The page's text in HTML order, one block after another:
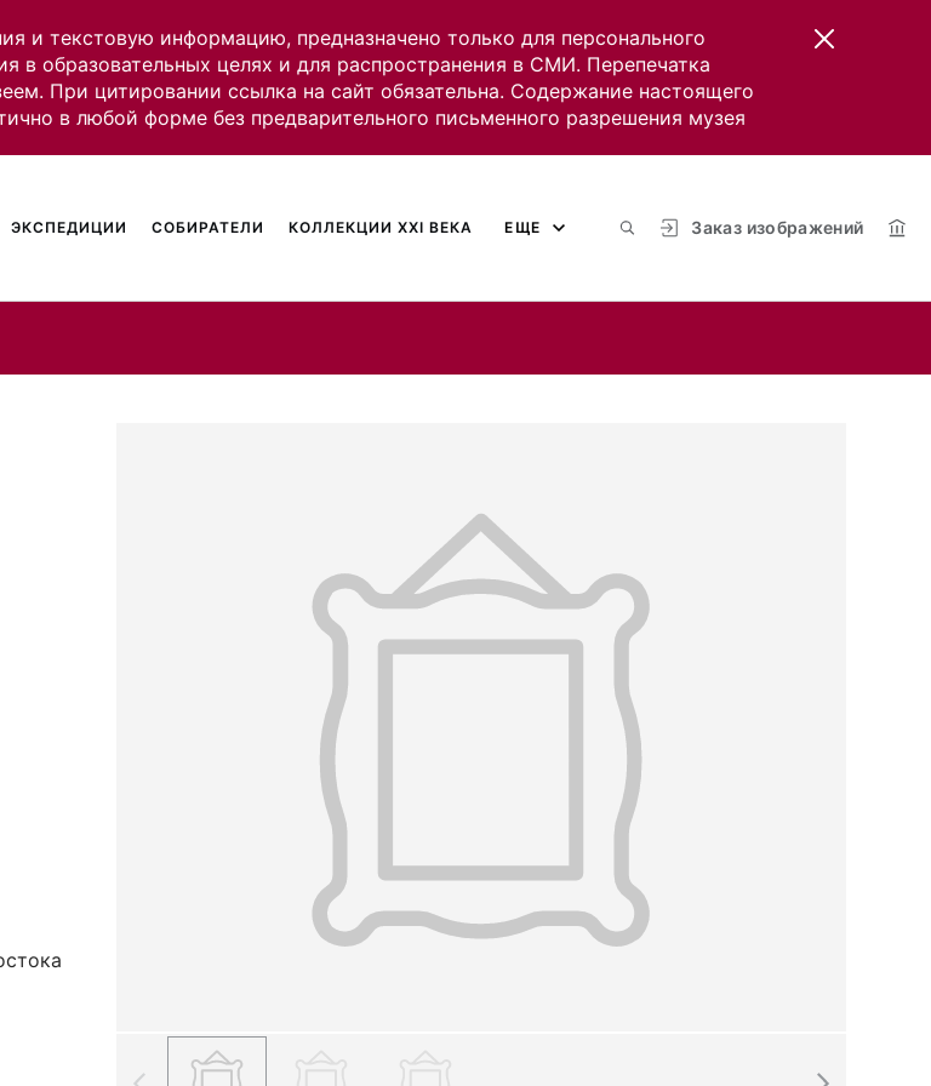
и текстовую информацию, предназначено только для персонального
в образовательных целях и для распространения в СМИ. Перепечатка
При цитировании ссылка на сайт обязательна. Содержание настоящего
в любой форме без предварительного письменного разрешения музея
Заказ изображений
ЭКСПЕДИЦИИ СОБИРАТЕЛИ КОЛЛЕКЦИИ XXI ВЕКА ЕЩЕ